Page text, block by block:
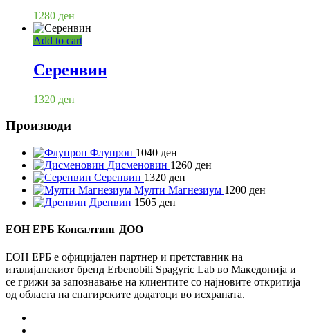
1280 ден
Add to cart
Серенвин
1320 ден
Производи
Флупроп 1040 ден
Дисменовин 1260 ден
Серенвин 1320 ден
Мулти Магнезиум 1200 ден
Дренвин 1505 ден
ЕОН ЕРБ Консалтинг ДОО
ЕОН ЕРБ е официјален партнер и претставник на
италијанскиот бренд Erbenobili Spagyric Lab во Македонија и
се грижи за запознавање на клиентите со најновите откритија
од областа на спагирските додатоци во исхраната.